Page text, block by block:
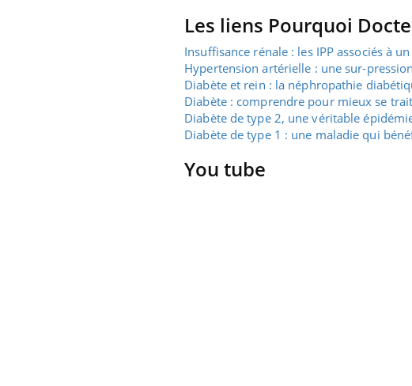
Les liens Pourquoi
Insuffisance rénale : les IPP associés à
Hypertension artérielle : une sur-
Diabète et rein : la néphropathie
Diabète : comprendre pour mieux se
Diabète de type 2, une véritable
Diabète de type 1 : une maladie qui
You tube